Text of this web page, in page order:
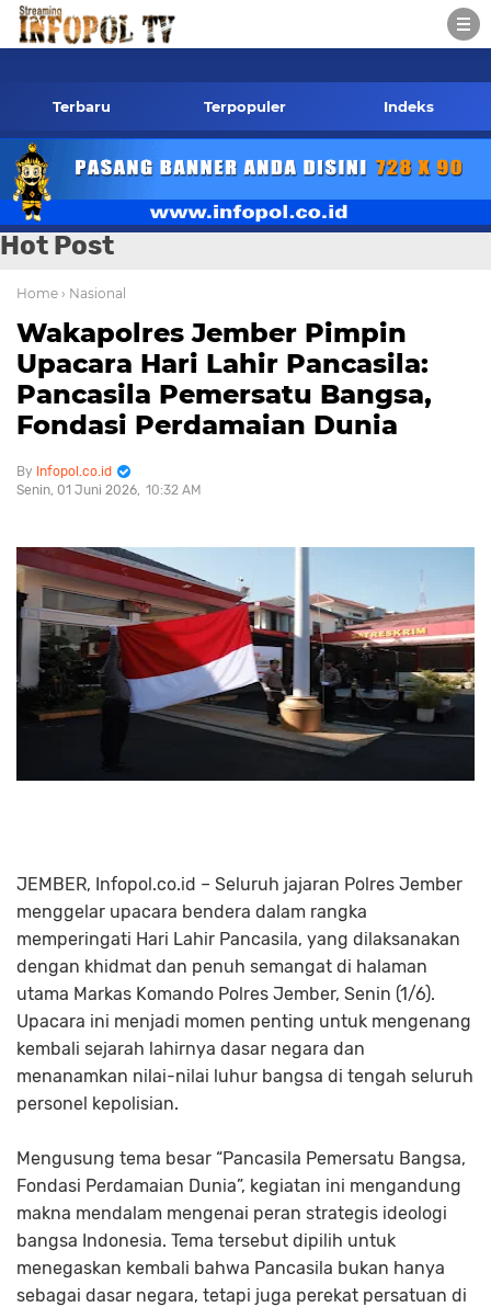
Kontak Redaksi- 085784424805 wa
Terbaru Terpopuler Indeks
Hot Post
Home › Nasional
Wakapolres Jember Pimpin
Upacara Hari Lahir Pancasila:
Pancasila Pemersatu Bangsa,
Fondasi Perdamaian Dunia
Infopol.co.id
Senin, 01 Juni 2026 10:32 AM
JEMBER, Infopol.co.id – Seluruh jajaran Polres Jember
menggelar upacara bendera dalam rangka
memperingati Hari Lahir Pancasila, yang dilaksanakan
dengan khidmat dan penuh semangat di halaman
utama Markas Komando Polres Jember, Senin (1/6).
Upacara ini menjadi momen penting untuk mengenang
kembali sejarah lahirnya dasar negara dan
menanamkan nilai-nilai luhur bangsa di tengah seluruh
personel kepolisian.
Mengusung tema besar “Pancasila Pemersatu Bangsa,
Fondasi Perdamaian Dunia”, kegiatan ini mengandung
makna mendalam mengenai peran strategis ideologi
bangsa Indonesia. Tema tersebut dipilih untuk
menegaskan kembali bahwa Pancasila bukan hanya
sebagai dasar negara, tetapi juga perekat persatuan di